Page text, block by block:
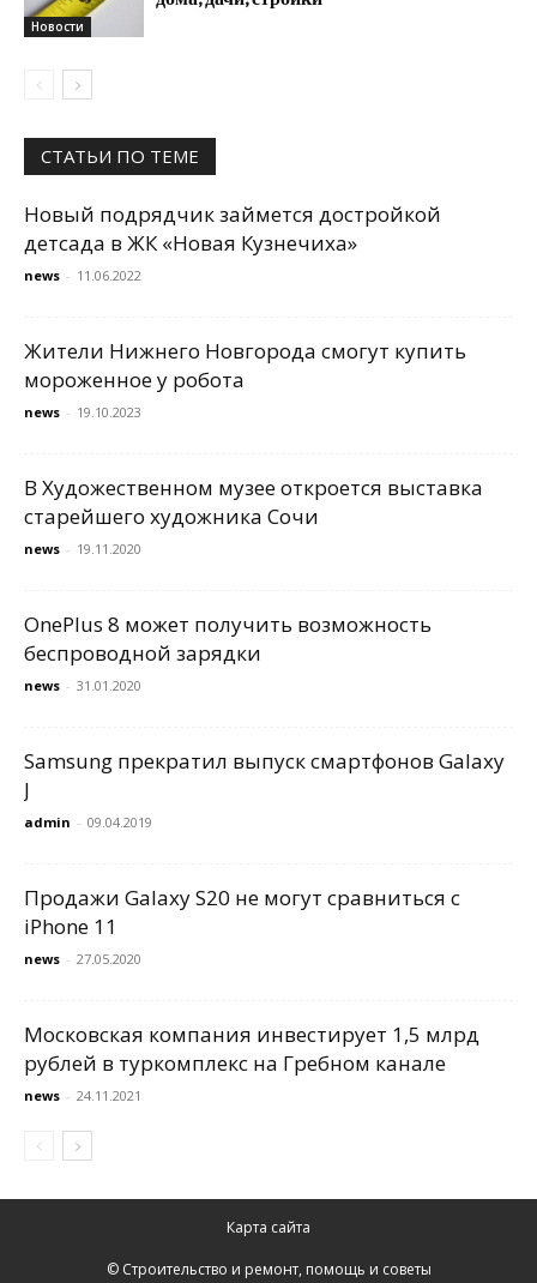
Новости
СТАТЬИ ПО ТЕМЕ
Новый подрядчик займется достройкой
детсада в ЖК «Новая Кузнечиха»
news - 11.06.2022
Жители Нижнего Новгорода смогут купить
мороженное у робота
news - 19.10.2023
В Художественном музее откроется выставка
старейшего художника Сочи
news - 19.11.2020
OnePlus 8 может получить возможность
беспроводной зарядки
news - 31.01.2020
Samsung прекратил выпуск смартфонов Galaxy
J
admin - 09.04.2019
Продажи Galaxy S20 не могут сравниться с
iPhone 11
news - 27.05.2020
Московская компания инвестирует 1,5 млрд
рублей в туркомплекс на Гребном канале
news - 24.11.2021
Карта сайта
© Строительство и ремонт, помощь и советы